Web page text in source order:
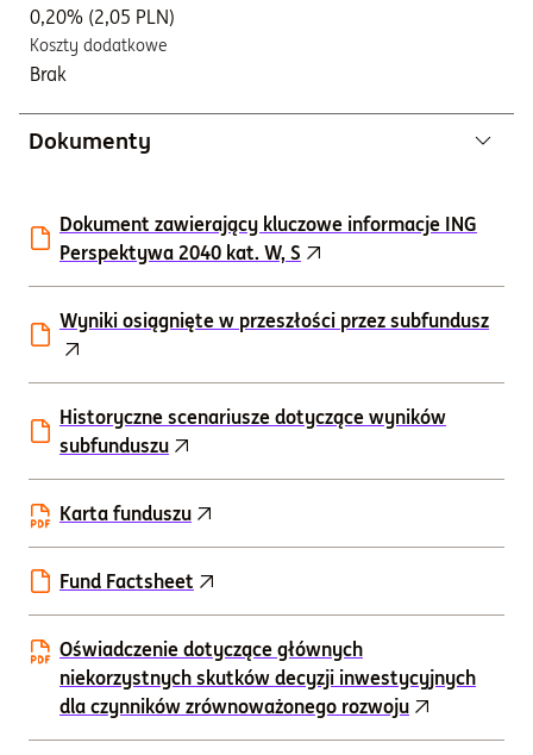
0,20% (2,05 PLN)
Koszty dodatkowe
Brak
Dokumenty
Dokument zawierający kluczowe informacje ING
Perspektywa 2040 kat. W, S
Wyniki osiągnięte w przeszłości przez subfundusz
Historyczne scenariusze dotyczące wyników
subfunduszu
Karta funduszu
Fund Factsheet
Oświadczenie dotyczące głównych
niekorzystnych skutków decyzji inwestycyjnych
dla czynników zrównoważonego rozwoju